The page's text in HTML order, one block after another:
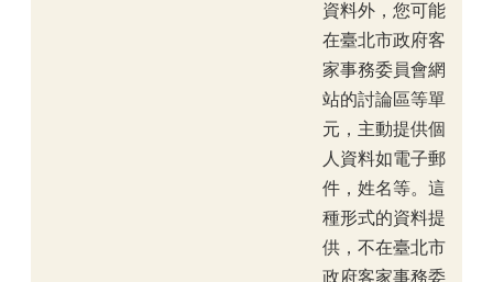
資料外，您可能
在臺北市政府客
家事務委員會網
站的討論區等單
元，主動提供個
人資料如電子郵
件，姓名等。這
種形式的資料提
供，不在臺北市
政府客家事務委